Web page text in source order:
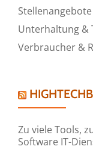
Stellenangebote
Unterhaltung &
Verbraucher &
Zu viele Tools,
Software IT-